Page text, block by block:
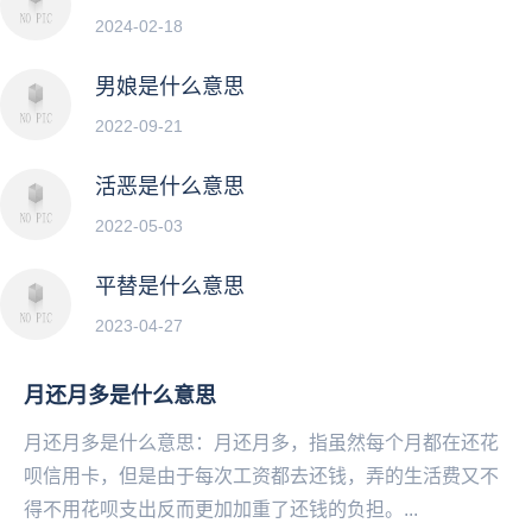
2024-02-18
男娘是什么意思
2022-09-21
活恶是什么意思
2022-05-03
平替是什么意思
2023-04-27
月还月多是什么意思
月还月多是什么意思：月还月多，指虽然每个月都在还花
呗信用卡，但是由于每次工资都去还钱，弄的生活费又不
得‌‌‌‌‌‌‌‌‌‌不用花呗支出反而更加加重了还钱的负担。...